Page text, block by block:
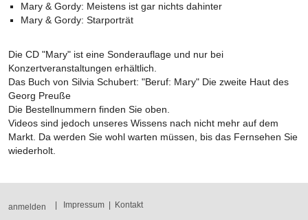
Mary & Gordy: Meistens ist gar nichts dahinter
Mary & Gordy: Starporträt
Die CD "Mary" ist eine Sonderauflage und nur bei
Konzertveranstaltungen erhältlich.
Das Buch von Silvia Schubert: "Beruf: Mary" Die zweite Haut des
Georg Preuße
Die Bestellnummern finden Sie oben.
Videos sind jedoch unseres Wissens nach nicht mehr auf dem
Markt. Da werden Sie wohl warten müssen, bis das Fernsehen Sie
wiederholt.
anmelden Impressum Kontakt